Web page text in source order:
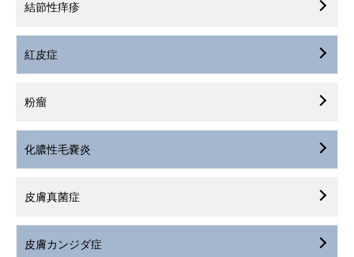
結節性痒疹
紅皮症
粉瘤
化膿性毛嚢炎
皮膚真菌症
皮膚カンジダ症